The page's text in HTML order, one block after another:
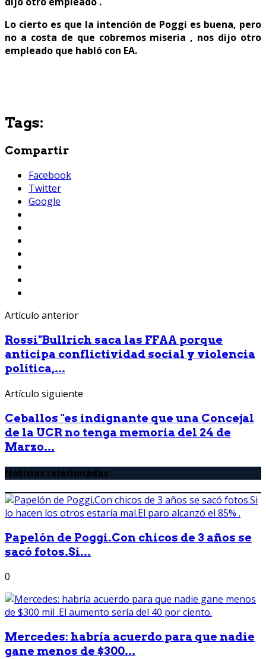
Lo cierto es que la intención de Poggi es buena, pero
no a costa de que cobremos miseria , nos dijo otro
empleado que habló con EA.
Tags:
Compartir
Facebook
Twitter
Google
Artículo anterior
Rossi"Bullrich saca las FFAA porque
anticipa conflictividad social y violencia
política,...
Artículo siguiente
Ceballos "es indignante que una Concejal
de la UCR no tenga memoria del 24 de
Marzo...
Noticias relacionadas
Papelón de Poggi.Con chicos de 3 años se
sacó fotos.Si...
0
Mercedes: habría acuerdo para que nadie
gane menos de $300...